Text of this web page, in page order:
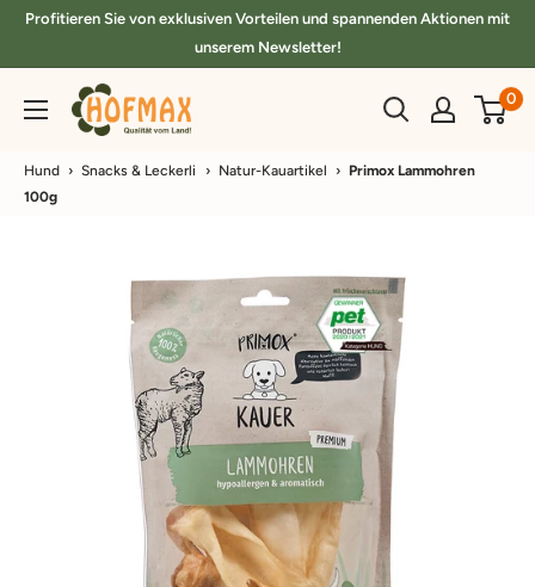
DirektProfitieren Sie von exklusiven Vorteilen und spannenden Aktionen mit
unserem Newsletter!
hofmax.de 0
Hund › Snacks & Leckerli › Natur-Kauartikel › Primox Lammohren
100g